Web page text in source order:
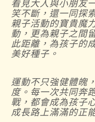
看見大人與小朋友
笑不斷，還一同探
親子活動的寶貴魔
動，更為親子之間
此距離，為孩子的
美好種子。
運動不只強健體魄
度。每一次共同奔
戰，都會成為孩子
成長路上滿滿的正